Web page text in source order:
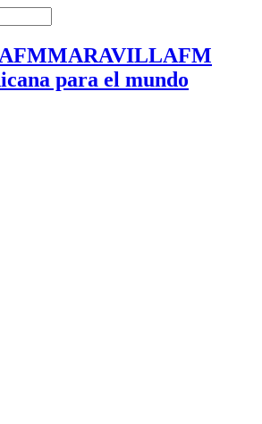
MARAVILLAFM
para el mundo